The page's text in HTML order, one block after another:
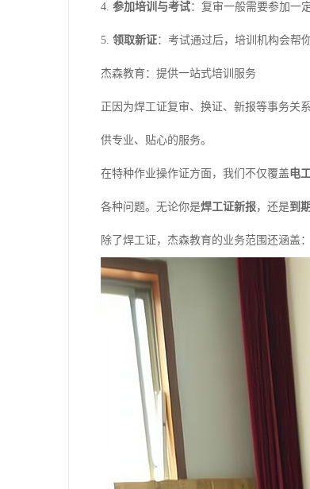
4. 参加培训与考试：复审一般需要参加一
5. 领取新证：考试通过后，培训机构会帮
杰森教育：提供一站式培训服务
正因为焊工证复审、换证、新报等事务关
供专业、贴心的服务。
在特种作业操作证方面，我们不仅覆盖电
各种问题。无论你是焊工证新报，还是到
除了焊工证，杰森教育的业务范围还涵盖：